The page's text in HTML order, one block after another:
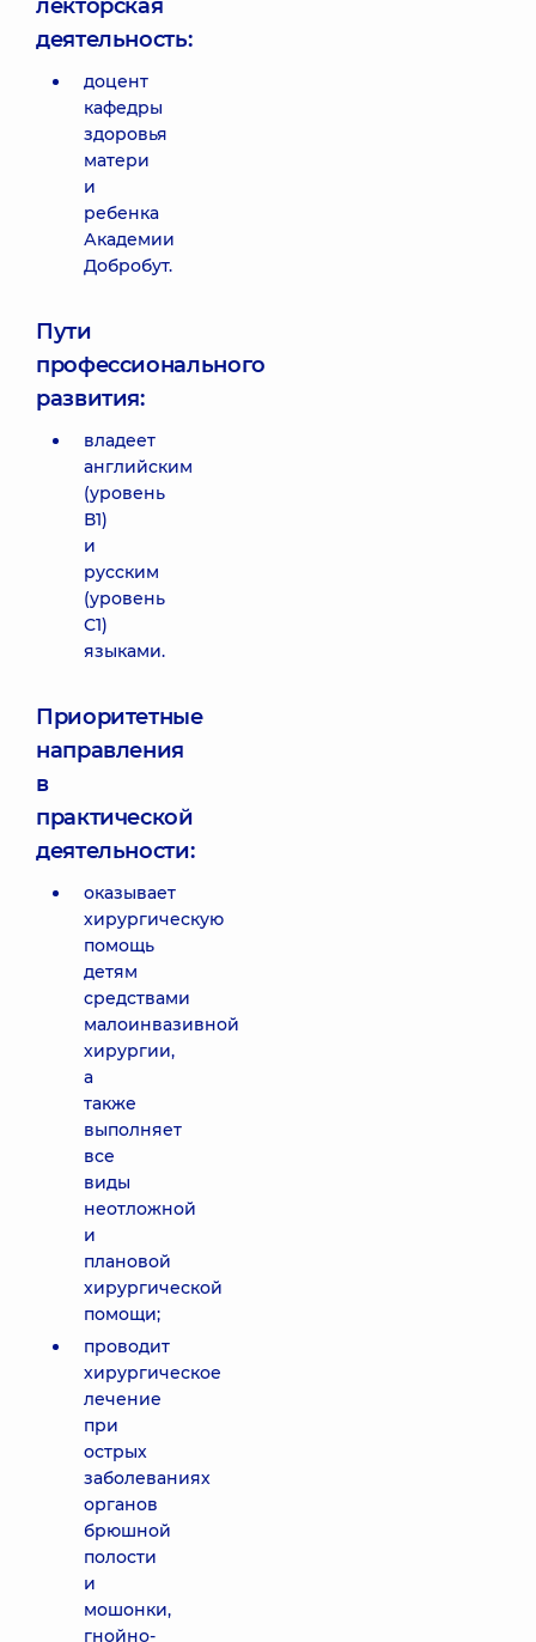
лекторская
деятельность:
доцент
кафедры
здоровья
матери
и
ребенка
Академии
Добробут.
Пути
профессионального
развития:
владеет
английским
(уровень
В1)
и
русским
(уровень
С1)
языками.
Приоритетные
направления
в
практической
деятельности:
оказывает
хирургическую
помощь
детям
средствами
малоинвазивной
хирургии,
а
также
выполняет
все
виды
неотложной
и
плановой
хирургической
помощи;
проводит
хирургическое
лечение
при
острых
заболеваниях
органов
брюшной
полости
и
мошонки,
гнойно-